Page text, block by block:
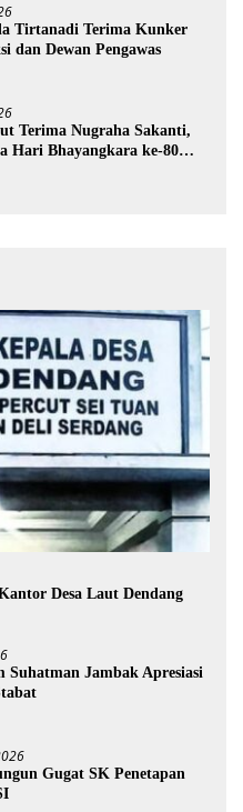
Tirtanadi Terima Kunker
dan Dewan Pengawas
Terima Nugraha Sakanti,
Hari Bhayangkara ke-80
Desa Laut Dendang
Suhatman Jambak Apresiasi
Gugat SK Penetapan